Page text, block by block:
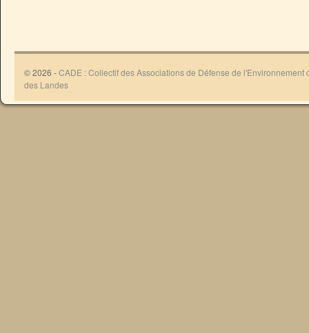
© 2026 -CADE : Collectif des Associations de Défense de l'Environnement
des Landes